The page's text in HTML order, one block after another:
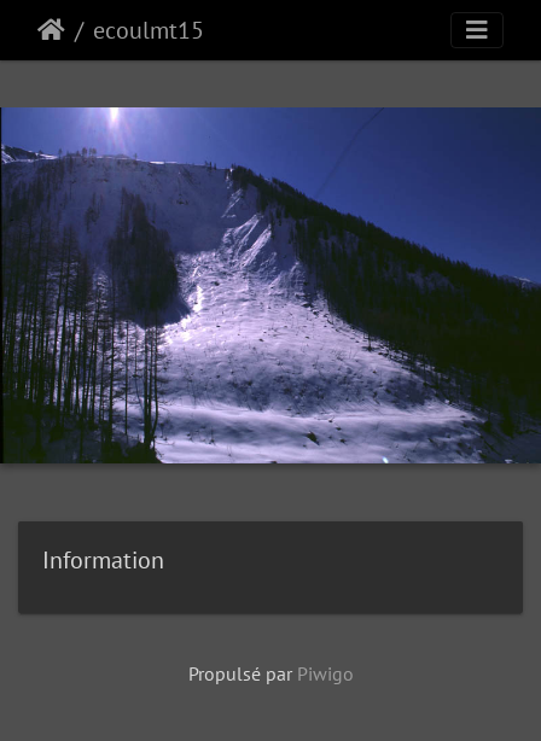
ecoulmt15
Information
Propulsé par Piwigo